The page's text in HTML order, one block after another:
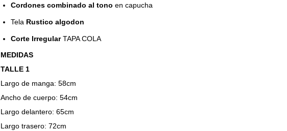
Cordones combinado al tonoen capucha
Tela Rustico algodon
Corte IrregularTAPA COLA
MEDIDAS
TALLE 1
Largo de manga: 58cm
Ancho de cuerpo: 54cm
Largo delantero: 65cm
Largo trasero: 72cm